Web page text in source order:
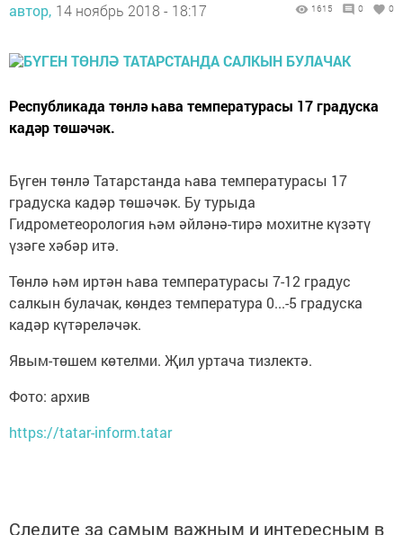
автор, 14 ноябрь 2018 - 18:17 1615 0 0
Республикада төнлә һава температурасы 17 градуска
кадәр төшәчәк.
Бүген төнлә Татарстанда һава температурасы 17
градуска кадәр төшәчәк. Бу турыда
Гидрометеорология һәм әйләнә-тирә мохитне күзәтү
үзәге хәбәр итә.
Төнлә һәм иртән һава температурасы 7-12 градус
салкын булачак, көндез температура 0...-5 градуска
кадәр күтәреләчәк.
Явым-төшем көтелми. Җил уртача тизлектә.
Фото: архив
https://tatar-inform.tatar
Следите за самым важным и интересным в